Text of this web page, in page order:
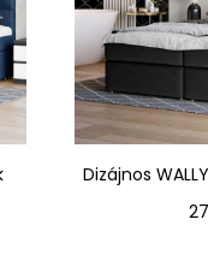
Dizájnos
Ár